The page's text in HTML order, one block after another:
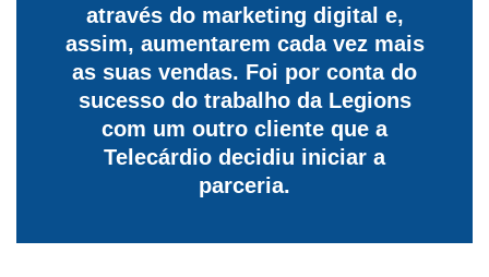
através do marketing digital e,
assim, aumentarem cada vez mais
as suas vendas. Foi por conta do
sucesso do trabalho da Legions
com um outro cliente que a
Telecárdio decidiu iniciar a
parceria.